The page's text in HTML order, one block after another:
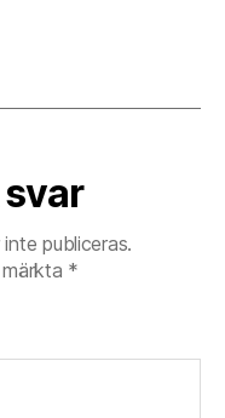
publiceras.
*